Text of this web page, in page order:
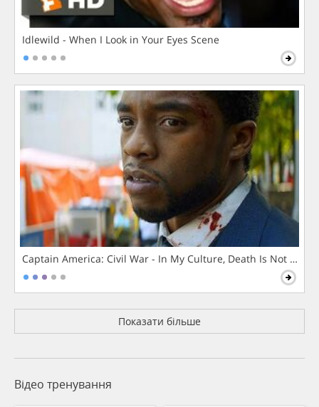
Idlewild - When I Look in Your Eyes Scene
Captain America: Civil War - In My Culture, Death Is Not The
Показати більше
Відео тренування